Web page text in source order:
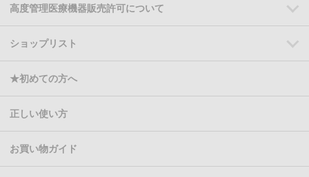
高度管理医療機器販売許可について
ショップリスト
★初めての方へ
正しい使い方
お買い物ガイド